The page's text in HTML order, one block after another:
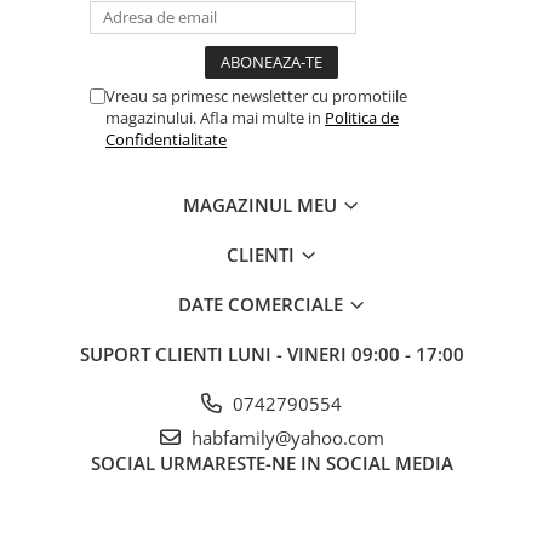
Cuptoare incorporabile
Deshidratoare carne & fructe &
Electrocasnice mici
Aparate de vidat
Espressoare & Cafetiere
Masini de umplut carnati
Prajitoare de paine
Roboti de bucatarie
Slefuitoare
Prelungitoare
Suflante & Aspiratoare
Surse de Curent & Panouri Solare
Trimmere & Motocoase
Vreau sa primesc newsletter cu promotiile
magazinului. Afla mai multe in Politica de
Confidentialitate
MAGAZINUL MEU
CLIENTI
DATE COMERCIALE
SUPORT CLIENTI LUNI - VINERI 09:00 - 17:00
0742790554
habfamily@yahoo.com
SOCIAL URMARESTE-NE IN SOCIAL MEDIA